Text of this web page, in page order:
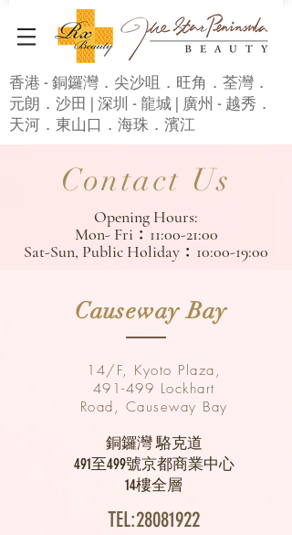
香港 - 銅鑼灣．尖沙咀．旺角．荃灣．
元朗．沙田 | 深圳 - 龍城 | 廣州 - 越秀．
天河．東山口．海珠．濱江
Contact Us
Opening Hours:
Mon- Fri﹕11:00-21:00
Sat-Sun, Public Holiday﹕10:00-19:00
Causeway Bay
14/F, Kyoto Plaza,
491-499 Lockhart
Road, Causeway Bay
銅鑼灣 駱克道
491至499號京都商業中心
14樓全層
TEL:28081922